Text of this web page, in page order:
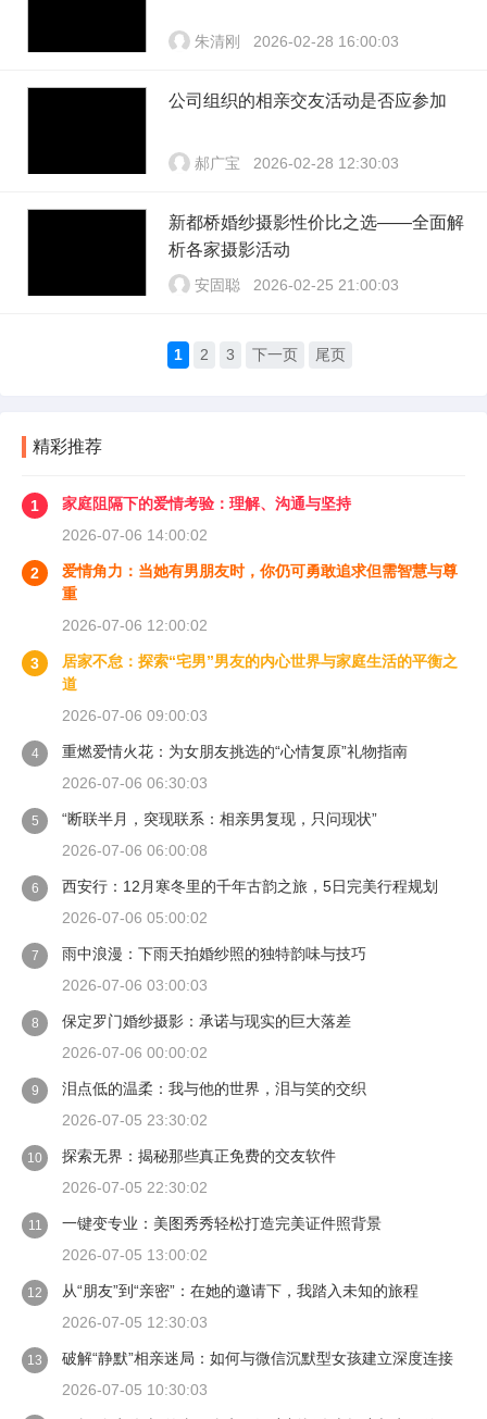
朱清刚 2026-02-28 16:00:03
公司组织的相亲交友活动是否应参加
郝广宝 2026-02-28 12:30:03
新都桥婚纱摄影性价比之选——全面解
析各家摄影活动
安固聪 2026-02-25 21:00:03
1 2 3 下一页 尾页
精彩推荐
1
家庭阻隔下的爱情考验：理解、沟通与坚持
2026-07-06 14:00:02
2
爱情角力：当她有男朋友时，你仍可勇敢追求但需智慧与尊
重
2026-07-06 12:00:02
3
居家不怠：探索“宅男”男友的内心世界与家庭生活的平衡之
道
2026-07-06 09:00:03
4
重燃爱情火花：为女朋友挑选的“心情复原”礼物指南
2026-07-06 06:30:03
5
“断联半月，突现联系：相亲男复现，只问现状”
2026-07-06 06:00:08
6
西安行：12月寒冬里的千年古韵之旅，5日完美行程规划
2026-07-06 05:00:02
7
雨中浪漫：下雨天拍婚纱照的独特韵味与技巧
2026-07-06 03:00:03
8
保定罗门婚纱摄影：承诺与现实的巨大落差
2026-07-06 00:00:02
9
泪点低的温柔：我与他的世界，泪与笑的交织
2026-07-05 23:30:02
10
探索无界：揭秘那些真正免费的交友软件
2026-07-05 22:30:02
11
一键变专业：美图秀秀轻松打造完美证件照背景
2026-07-05 13:00:02
12
从“朋友”到“亲密”：在她的邀请下，我踏入未知的旅程
2026-07-05 12:30:03
13
破解“静默”相亲迷局：如何与微信沉默型女孩建立深度连接
2026-07-05 10:30:03